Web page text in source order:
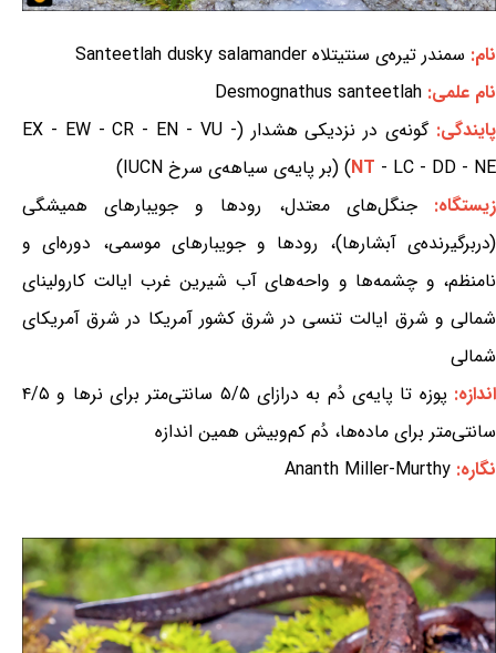
نام: سمندر تیره‌ی سنتیتلاه Santeetlah dusky salamander
نام علمی: Desmognathus santeetlah
پایندگی:گونه‌ی در نزدیکی هشدار (EX - EW - CR - EN - VU -
NT - LC - DD - NE) (بر پایه‌ی سیاهه‌ی سرخ IUCN)
زیستگاه:جنگل‌های معتدل، رودها و جویبارهای همیشگی
(دربرگیرنده‌ی آبشارها)، رودها و جویبارهای موسمی، دوره‌ای و
نامنظم، و چشمه‌ها و واحه‌های آب شیرین غرب ایالت کارولینای
شمالی و شرق ایالت تنسی در شرق کشور آمریکا در شرق آمریکای
شمالی
اندازه:
پوزه تا پایه‌ی دُم به درازای ۵/۵ سانتی‌متر برای نرها و ۴/۵
سانتی‌متر برای ماده‌ها، دُم کم‌وبیش همین اندازه
نگاره: Ananth Miller-Murthy